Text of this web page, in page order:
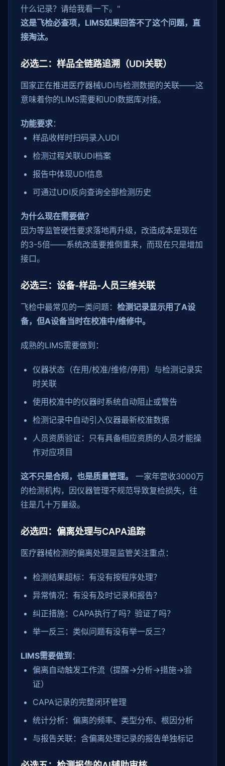
什么记录？请给我看一下。"
这是飞检必查项，LIMS如果回答不了这个问题，直
接淘汰。
必选二：样品全链路追溯（UDI关联）
国家正在推进医疗器械UDI与检测数据的关联——这
意味着你的LIMS需要和UDI数据库对接。
功能要求：
样品收样时扫码录入UDI
检测过程关联UDI档案
报告中体现UDI信息
可通过UDI反向查询全部检测历史
为什么现在需要做？
因为等监管硬性要求落地再升级，改造成本是现在
的3-5倍——系统改造要推倒重来，而现在只是增加
接口。
必选三：设备-样品-人员三维关联
飞检中最常见的一类问题： 检测记录显示用了A设
备，但A设备当时在校准中/维修中。
成熟的LIMS需要做到：
仪器状态（在用/校准/维修/停用）与检测记录实
时关联
使用校准中的仪器时系统自动阻止或警告
检测记录中自动引入仪器最新校准数据
人员资质验证：只有具备相应资质的人员才能操
作对应项目
这不只是合规，也是质量管理。
一家年营收3000万
的检测机构，因仪器管理不规范导致复检损失，往
往是几十万量级。
必选四：偏离处理与CAPA追踪
医疗器械检测的偏离处理是监管关注重点：
检测结果超标：有没有按程序处理？
异常情况：有没有及时记录和报告？
纠正措施：CAPA执行了吗？验证了吗？
举一反三：类似问题有没有举一反三？
LIMS需要做到 ：
偏离自动触发工作流（提醒→分析→措施→验
证）
CAPA记录的完整闭环管理
统计分析：偏离的频率、类型分布、根因分析
与报告关联：含偏离处理记录的报告单独标记